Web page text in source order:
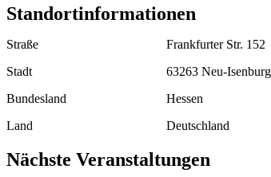
Standortinformationen
Straße
Frankfurter Str. 152
Stadt
63263 Neu-Isenburg
Bundesland
Hessen
Land
Deutschland
Nächste Veranstaltungen